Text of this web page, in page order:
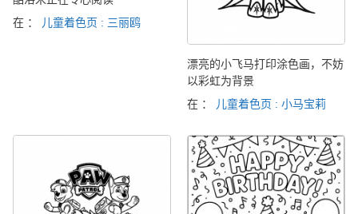
在 ：
儿童着色页 : 三丽鸥
漂亮的小飞马打印涂色画，不妨
以彩虹为背景
在 ：
儿童着色页 : 小马宝莉